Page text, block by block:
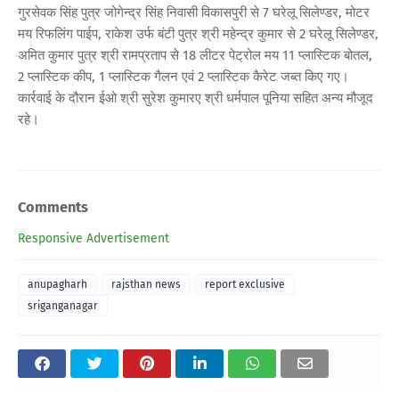
गुरसेवक सिंह पुत्र जोगेन्द्र सिंह निवासी विकासपुरी से 7 घरेलू सिलेण्डर, मोटर
मय रिफलिंग पाईप, राकेश उर्फ बंटी पुत्र श्री महेन्द्र कुमार से 2 घरेलू सिलेण्डर,
अमित कुमार पुत्र श्री रामप्रताप से 18 लीटर पेट्रोल मय 11 प्लास्टिक बोतल,
2 प्लास्टिक कीप, 1 प्लास्टिक गैलन एवं 2 प्लास्टिक कैरेट जब्त किए गए।
कार्रवाई के दौरान ईओ श्री सुरेश कुमारए श्री धर्मपाल पूनिया सहित अन्य मौजूद
रहे।
Comments
Responsive Advertisement
anupagharh rajsthan news
report exclusive
sriganganagar